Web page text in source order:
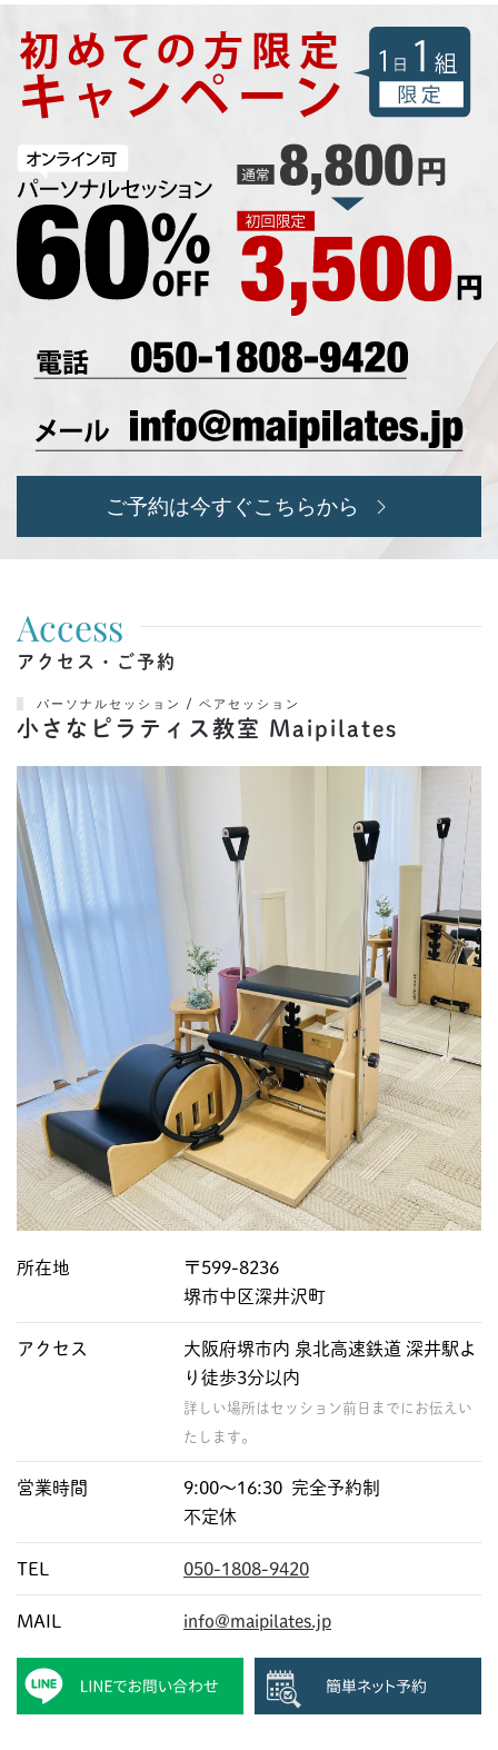
ご予約は今すぐこちらから
Access
アクセス・ご予約
パーソナルセッション / ペアセッション
小さなピラティス教室 Maipilates
所在地
〒599-8236
堺市中区深井沢町
アクセス
大阪府堺市内 泉北高速鉄道 深井駅よ
り徒歩3分以内
詳しい場所はセッション前日までにお伝えい
たします。
営業時間
9:00〜16:30 完全予約制
不定休
TEL 050-1808-9420
MAIL info@maipilates.jp